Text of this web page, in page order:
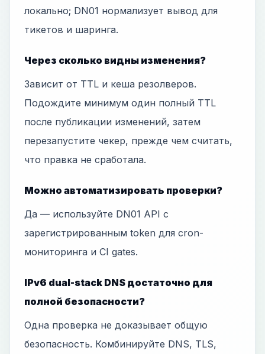
локально; DN01 нормализует вывод для
тикетов и шаринга.
Через сколько видны изменения?
Зависит от TTL и кеша резолверов.
Подождите минимум один полный TTL
после публикации изменений, затем
перезапустите чекер, прежде чем считать,
что правка не сработала.
Можно автоматизировать проверки?
Да — используйте DN01 API с
зарегистрированным token для cron-
мониторинга и CI gates.
IPv6 dual-stack DNS достаточно для
полной безопасности?
Одна проверка не доказывает общую
безопасность. Комбинируйте DNS, TLS,